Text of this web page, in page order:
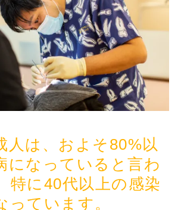
人は、およそ80%以
になっていると言わ
特に40代以上の感染
っています。